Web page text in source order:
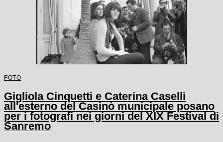
FOTO
Gigliola Cinquetti e Caterina Caselli
all'esterno del Casinò municipale posano
per i fotografi nei giorni del XIX Festival di
Sanremo